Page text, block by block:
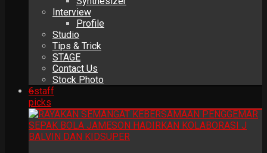
Interview
Profile
Studio
Tips & Trick
STAGE
Contact Us
Stock Photo
6staff
picks